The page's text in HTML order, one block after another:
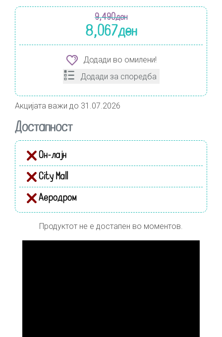
9,490ден
8,067ден
Додади во омилени!
Додади за споредба
Акцијата важи до 31.07.2026
Достапност
Он-лајн
City Mall
Аеродром
Продуктот не е достапен во моментов.